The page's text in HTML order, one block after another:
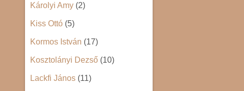
Károlyi Amy (2)
Kiss Ottó (5)
Kormos István (17)
Kosztolányi Dezső (10)
Lackfi János (11)